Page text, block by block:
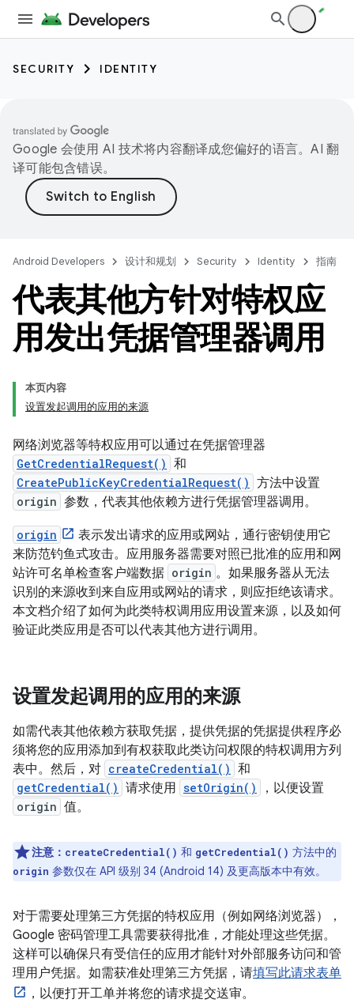
SECURITY IDENTITY
Google 会使用 AI 技术将内容翻译成您偏好的语言。AI 翻
译可能包含错误。
Android Developers 设计和规划 Security Identity 指南
代表其他方针对特权应
用发出凭据管理器调用
本页内容
设置发起调用的应用的来源
网络浏览器等特权应用可以通过在凭据管理器
GetCredentialRequest() 和
CreatePublicKeyCredentialRequest() 方法中设置
origin 参数，代表其他依赖方进行凭据管理器调用。
origin
表示发出请求的应用或网站，通行密钥使用它
来防范钓鱼式攻击。应用服务器需要对照已批准的应用和网
站许可名单检查客户端数据 origin 。如果服务器从无法
识别的来源收到来自应用或网站的请求，则应拒绝该请求。
本文档介绍了如何为此类特权调用应用设置来源，以及如何
验证此类应用是否可以代表其他方进行调用。
设置发起调用的应用的来源
如需代表其他依赖方获取凭据，提供凭据的凭据提供程序必
须将您的应用添加到有权获取此类访问权限的特权调用方列
表中。然后，对 createCredential() 和
getCredential() 请求使用 setOrigin() ，以便设置
origin 值。
注意： createCredential() 和 getCredential() 方法中的
origin 参数仅在 API 级别 34 (Android 14) 及更高版本中有效。
对于需要处理第三方凭据的特权应用（例如网络浏览器），
Google 密码管理工具需要获得批准，才能处理这些凭据。
这样可以确保只有受信任的应用才能针对外部服务访问和管
理用户凭据。如需获准处理第三方凭据，请填写此请求表单
，以便打开工单并将您的请求提交送审。